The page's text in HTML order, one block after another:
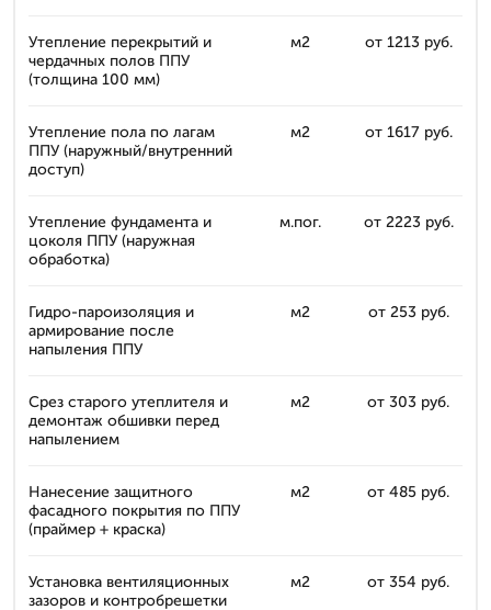
Утепление перекрытий и
чердачных полов ППУ
(толщина 100 мм)
м2 от 1213 руб.
Утепление пола по лагам
ППУ (наружный/внутренний
доступ)
м2 от 1617 руб.
Утепление фундамента и
цоколя ППУ (наружная
обработка)
м.пог. от 2223 руб.
Гидро-пароизоляция и
армирование после
напыления ППУ
м2 от 253 руб.
Срез старого утеплителя и
демонтаж обшивки перед
напылением
м2 от 303 руб.
Нанесение защитного
фасадного покрытия по ППУ
(праймер + краска)
м2 от 485 руб.
Установка вентиляционных
зазоров и контробрешетки
м2 от 354 руб.